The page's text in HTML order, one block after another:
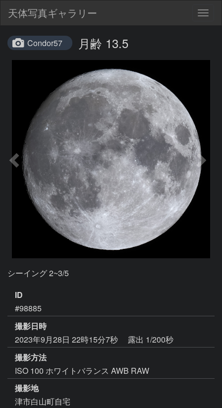
天体写真ギャラリー
Condor57 月齢 13.5
シーイング 2~3/5
ID
#98885
撮影日時
2023年9月28日 22時15分7秒
露出 1/200秒
撮影方法
ISO 100 ホワイトバランス AWB RAW
撮影地
津市白山町自宅